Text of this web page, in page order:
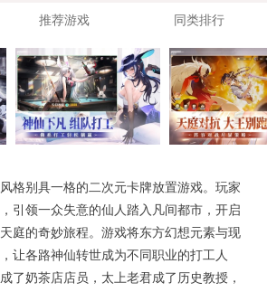
推荐游戏 同类排行
格别具一格的二次元卡牌放置游戏。玩家
引领一众失意的仙人踏入凡间都市，开启
庭的奇妙旅程。游戏将东方幻想元素与现
让各路神仙转世成为不同职业的打工人
奶茶店店员，太上老君成了历史教授，